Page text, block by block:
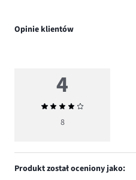
Opinie klientów
4
Średnia
ocena
8
Produkt został oceniony jako: